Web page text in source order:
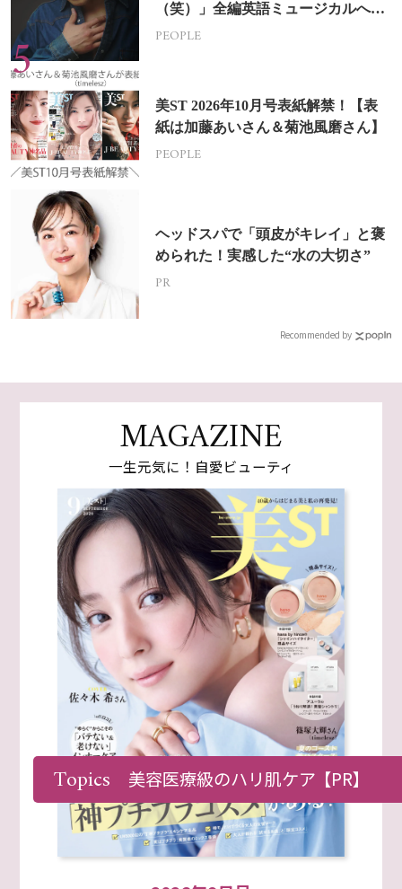
（笑）」全編英語ミュージカルへの
挑戦
PEOPLE
美ST 2026年10月号表紙解禁！【表
紙は加藤あいさん＆菊池風磨さん】
PEOPLE
ヘッドスパで「頭皮がキレイ」と褒
められた！実感した“水の大切さ”
PR
Recommended by
MAGAZINE
一生元気に！自愛ビューティ
Topics 美容医療級のハリ肌ケア【PR】